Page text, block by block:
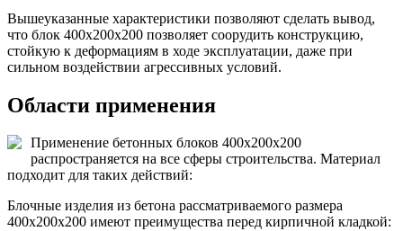
Вышеуказанные характеристики позволяют сделать вывод,
что блок 400х200х200 позволяет соорудить конструкцию,
стойкую к деформациям в ходе эксплуатации, даже при
сильном воздействии агрессивных условий.
Области применения
Применение бетонных блоков 400х200х200
распространяется на все сферы строительства. Материал
подходит для таких действий:
Блочные изделия из бетона рассматриваемого размера
400х200х200 имеют преимущества перед кирпичной кладкой: